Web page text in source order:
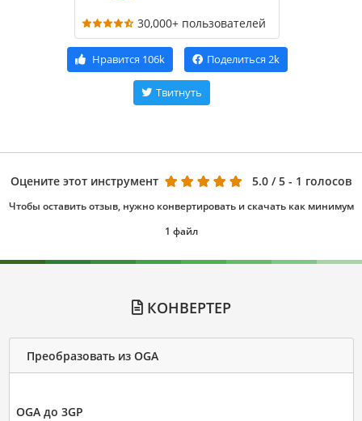
30,000+ пользователей
Нравится 106k Поделиться 2k
Твитнуть
Оцените этот инструмент 5.0 / 5 - 1 голосов
Чтобы оставить отзыв, нужно конвертировать и скачать как минимум
1 файл
КОНВЕРТЕР
Преобразовать из OGA
OGA до 3GP